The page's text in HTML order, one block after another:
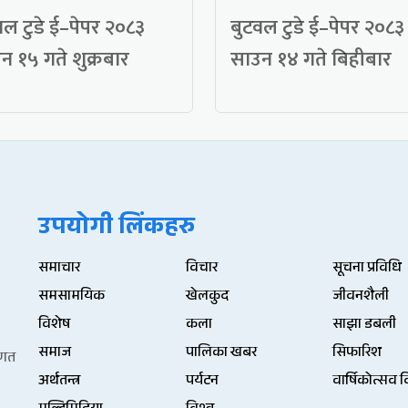
टुडे ई–पेपर २०८३
१५ गते शुक्रबार
बुटवल टुडे ई–पेपर २०८३
साउन १४ गते बिहीबार
उपयोगी लिंकहरु
समाचार
समसामयिक
विशेष
समाज
अर्थतन्त्र
विचार
खेलकुद
कला
पालिका खबर
पर्यटन
सूचना प्रविधि
जीवनशैली
साझा डबली
सिफारिश
वार्षिकोत्सव